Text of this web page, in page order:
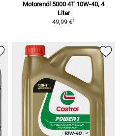
Motorenöl 5000 4T 10W-40, 4
Liter
49,99 €1